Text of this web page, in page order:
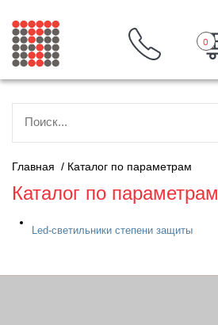
0
Главная / Каталог по параметрам
Каталог по параметрам
Led-светильники степени защиты